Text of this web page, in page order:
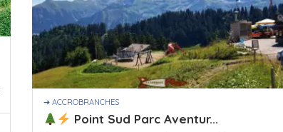
➔ ACCROBRANCHES
Point Sud Parc Aventur...